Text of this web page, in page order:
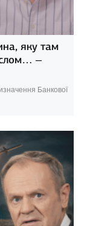
яку там
–
Банкової